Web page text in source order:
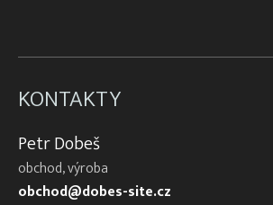
KONTAKTY
Petr Dobeš
obchod, výroba
obchod@dobes-site.cz